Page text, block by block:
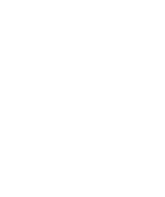
配套供应商一览